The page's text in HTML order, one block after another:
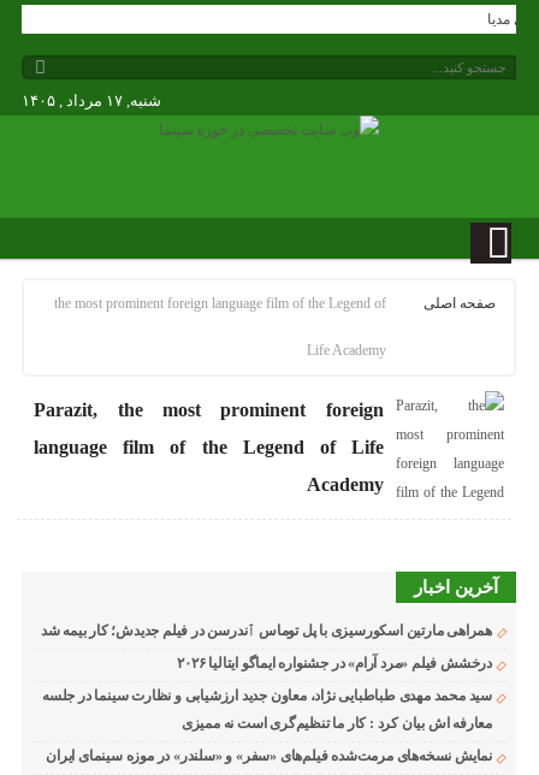
مدیا
شنبه, ۱۷ مرداد , ۱۴۰۵
صفحه اصلی the most prominent foreign language film of the Legend of
Life Academy
Parazit, the most prominent foreign
language film of the Legend of Life
Academy
آخرین اخبار
همراهی مارتین اسکورسیزی با پل توماس ٱندرسن در فیلم جدیدش؛ کار بیمه شد
درخشش فیلم «مرد آرام» در جشنواره ایماگو ایتالیا ۲۰۲۶
سید محمد مهدی طباطبایی نژاد، معاون جدید ارزشیابی و نظارت سینما در جلسه
معارفه اش بیان کرد : کار ما تنظیم‌گری است نه ممیزی
نمایش نسخه‌های مرمت‌شده فیلم‌های «سفر» و «سلندر» در موزه سینمای ایران